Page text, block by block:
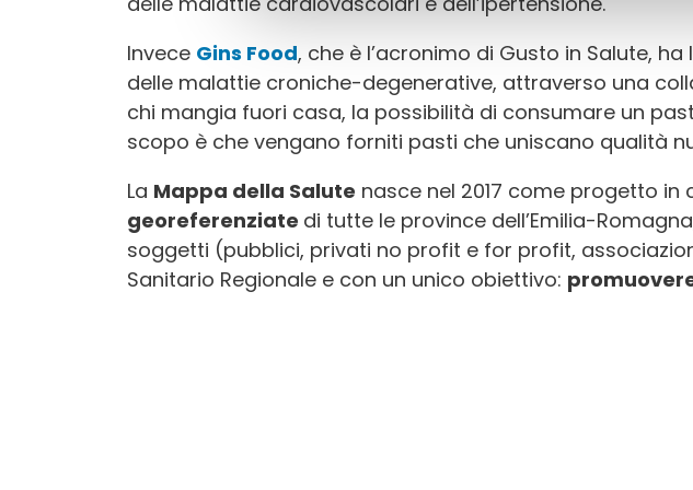
Invece Gins Food, che è l’acronimo di Gusto in Salute,
delle malattie croniche-degenerative, attraverso una
chi mangia fuori casa, la possibilità di consumare un
scopo è che vengano forniti pasti che uniscano qualità
La Mappa della Salute nasce nel 2017 come progetto in
georeferenziate di tutte le province dell’Emilia-
soggetti (pubblici, privati no profit e for profit,
Sanitario Regionale e con un unico obiettivo: